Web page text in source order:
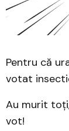
Pentru că
votat
Au murit
vot!